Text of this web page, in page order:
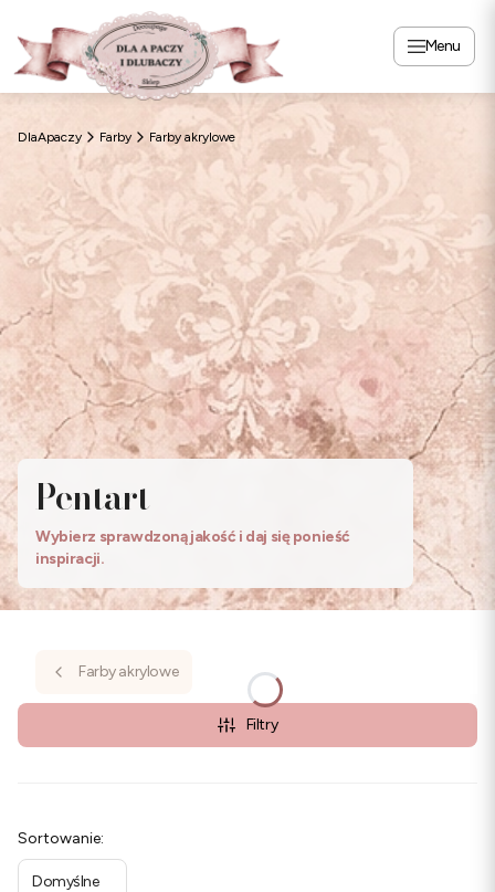
Menu
DlaApaczy Farby Farby akrylowe
Pentart
Wybierz sprawdzoną jakość i daj się ponieść
inspiracji.
Farby akrylowe
Filtry
Lista produktów
Sortowanie:
Domyślne